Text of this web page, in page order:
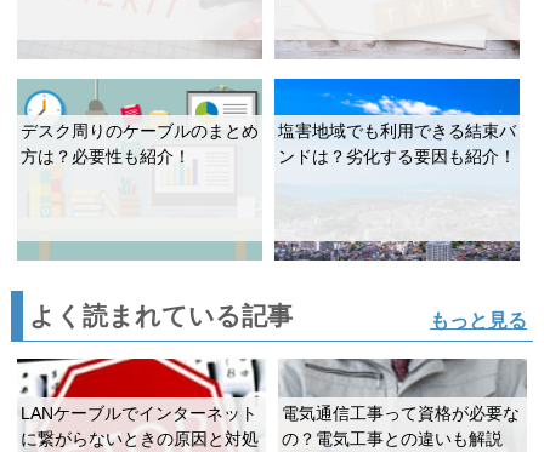
デスク周りのケーブルのまとめ
方は？必要性も紹介！
塩害地域でも利用できる結束バ
ンドは？劣化する要因も紹介！
よく読まれている記事 もっと見る
LANケーブルでインターネット
に繋がらないときの原因と対処
電気通信工事って資格が必要な
の？電気工事との違いも解説